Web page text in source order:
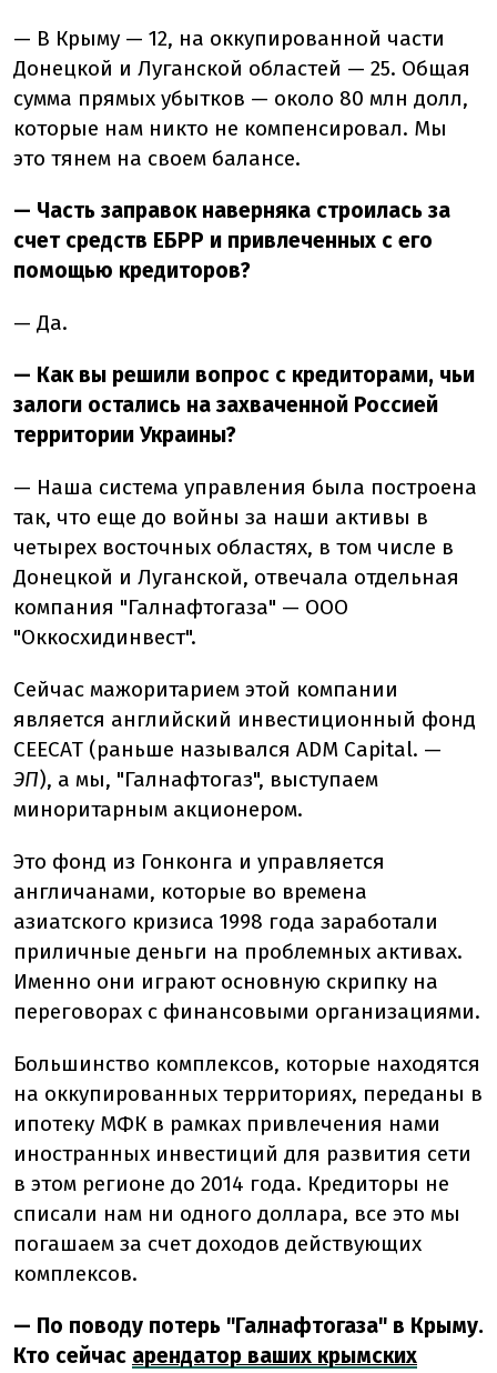
— В Крыму — 12, на оккупированной части
Донецкой и Луганской областей — 25. Общая
сумма прямых убытков — около 80 млн долл,
которые нам никто не компенсировал. Мы
это тянем на своем балансе.
— Часть заправок наверняка строилась за
счет средств ЕБРР и привлеченных с его
помощью кредиторов?
— Да.
— Как вы решили вопрос с кредиторами, чьи
залоги остались на захваченной Россией
территории Украины?
— Наша система управления была построена
так, что еще до войны за наши активы в
четырех восточных областях, в том числе в
Донецкой и Луганской, отвечала отдельная
компания "Галнафтогаза" — ООО
"Оккосхидинвест".
Сейчас мажоритарием этой компании
является английский инвестиционный фонд
CEECAT (раньше назывался ADM Capital. —
ЭП), а мы, "Галнафтогаз", выступаем
миноритарным акционером.
Это фонд из Гонконга и управляется
англичанами, которые во времена
азиатского кризиса 1998 года заработали
приличные деньги на проблемных активах.
Именно они играют основную скрипку на
переговорах с финансовыми организациями.
Большинство комплексов, которые находятся
на оккупированных территориях, переданы в
ипотеку МФК в рамках привлечения нами
иностранных инвестиций для развития сети
в этом регионе до 2014 года. Кредиторы не
списали нам ни одного доллара, все это мы
погашаем за счет доходов действующих
комплексов.
— По поводу потерь "Галнафтогаза" в Крыму.
Кто сейчас арендатор ваших крымских